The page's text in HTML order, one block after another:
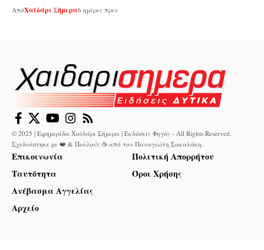
ΑπόΧαϊδάρι Σήμερα6 ημέρες πριν
© 2025 | Εφημερίδα Χαϊδάρι Σήμερα | Εκδόσεις Φηγός - All Rights Reserved.
Σχεδιάστηκε με ❤️ & Πολλούς ☕ από τον Παναγιώτη Σακαλάκη
Επικοινωνία
Ταυτότητα
Ανέβασμα Αγγελίας
Αρχείο
Πολιτική Απορρήτου
Όροι Χρήσης